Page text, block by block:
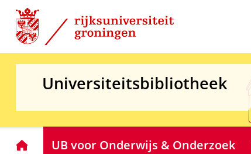
Skip
Content
Skip
Navigation
Universiteitsbibliotheek
HomeUB voor Onderwijs & Onderzoek